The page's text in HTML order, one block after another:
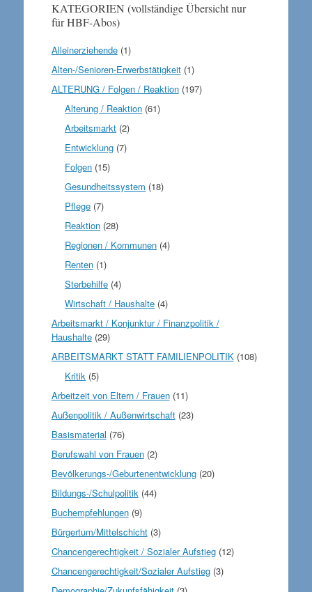
KATEGORIEN (vollständige Übersicht nur
für HBF-Abos)
Alleinerziehende(1)
Alten-/Senioren-Erwerbstätigkeit(1)
ALTERUNG / Folgen / Reaktion(197)
Alterung / Reaktion (61)
Arbeitsmarkt (2)
Entwicklung (7)
Folgen (15)
Gesundheitssystem (18)
Pflege (7)
Reaktion (28)
Regionen / Kommunen (4)
Renten (1)
Sterbehilfe (4)
Wirtschaft / Haushalte (4)
Arbeitsmarkt / Konjunktur / Finanzpolitik /
Haushalte(29)
ARBEITSMARKT STATT FAMILIENPOLITIK(108)
Kritik (5)
Arbeitzeit von Eltern / Frauen(11)
Außenpolitik / Außenwirtschaft(23)
Basismaterial (76)
Berufswahl von Frauen(2)
Bevölkerungs-/Geburtenentwicklung(20)
Bildungs-/Schulpolitik(44)
Buchempfehlungen(9)
Bürgertum/Mittelschicht(3)
Chancengerechtigkeit / Sozialer Aufstieg(12)
Chancengerechtigkeit/Sozialer Aufstieg(3)